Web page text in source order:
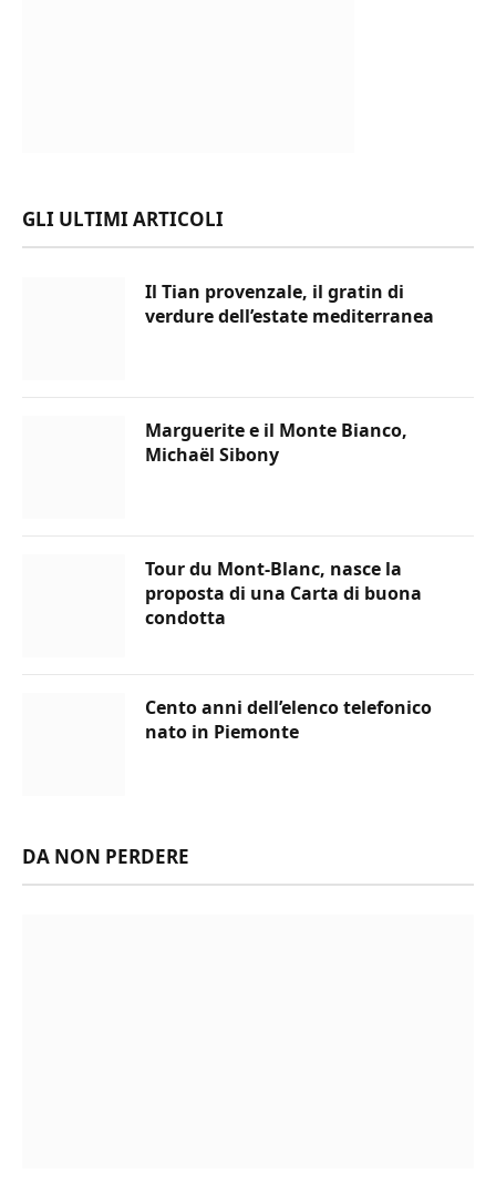
GLI ULTIMI ARTICOLI
Il Tian provenzale, il gratin di
verdure dell’estate mediterranea
Marguerite e il Monte Bianco,
Michaël Sibony
Tour du Mont-Blanc, nasce la
proposta di una Carta di buona
condotta
Cento anni dell’elenco telefonico
nato in Piemonte
DA NON PERDERE